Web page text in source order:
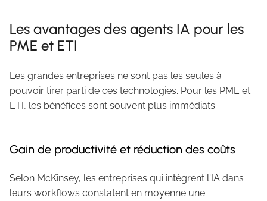
Les avantages des agents IA pour les
PME et ETI
Les grandes entreprises ne sont pas les seules à
pouvoir tirer parti de ces technologies. Pour les PME et
ETI, les bénéfices sont souvent plus immédiats.
Gain de productivité et réduction des coûts
Selon McKinsey, les entreprises qui intègrent l'IA dans
leurs workflows constatent en moyenne une